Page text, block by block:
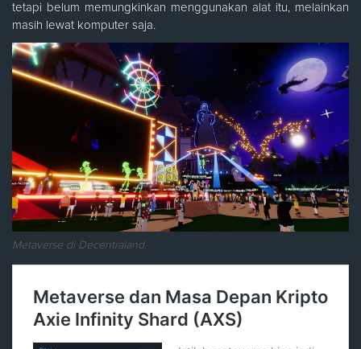
tetapi belum memungkinkan menggunakan alat itu, melainkan
masih lewat komputer saja.
Metaverse di Decentraland.